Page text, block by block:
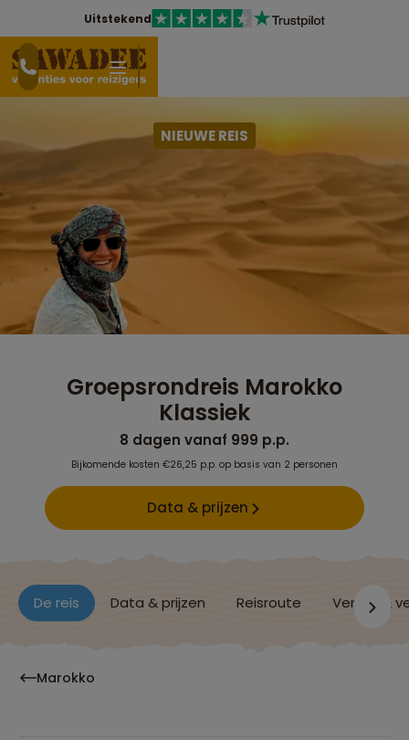
Uitstekend
NIEUWE REIS
Groepsrondreis Marokko
Klassiek
8 dagen vanaf 999 p.p.
Bijkomende kosten €26,25 p.p. op basis van 2 personen
Data & prijzen
De reis Data & prijzen Reisroute Verblijf &
Marokko